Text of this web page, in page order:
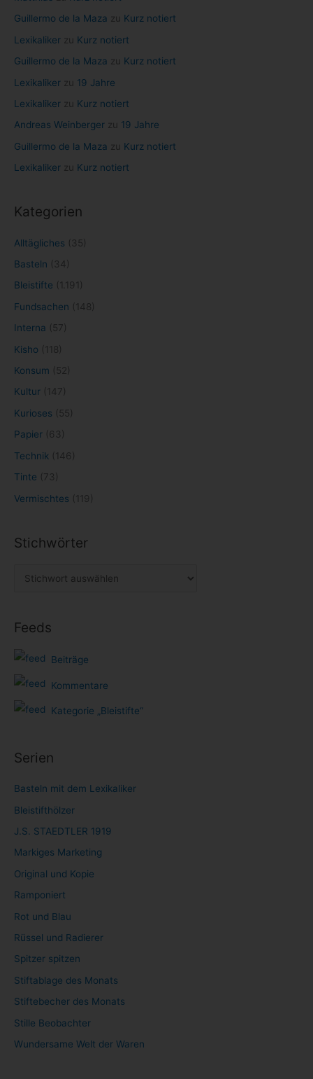
Guillermo de la Maza zu Kurz notiert
Lexikaliker zu Kurz notiert
Guillermo de la Maza zu Kurz notiert
Lexikaliker zu 19 Jahre
Lexikaliker zu Kurz notiert
Andreas Weinberger zu 19 Jahre
Guillermo de la Maza zu Kurz notiert
Lexikaliker zu Kurz notiert
Kategorien
Alltägliches (35)
Basteln (34)
Bleistifte (1.191)
Fundsachen (148)
Interna (57)
Kisho (118)
Konsum (52)
Kultur (147)
Kurioses (55)
Papier (63)
Technik (146)
Tinte (73)
Vermischtes (119)
Stichwörter
Feeds
Beiträge
Kommentare
Kategorie „Bleistifte“
Serien
Basteln mit dem Lexikaliker
Bleistifthölzer
J.S. STAEDTLER 1919
Markiges Marketing
Original und Kopie
Ramponiert
Rot und Blau
Rüssel und Radierer
Spitzer spitzen
Stiftablage des Monats
Stiftebecher des Monats
Stille Beobachter
Wundersame Welt der Waren